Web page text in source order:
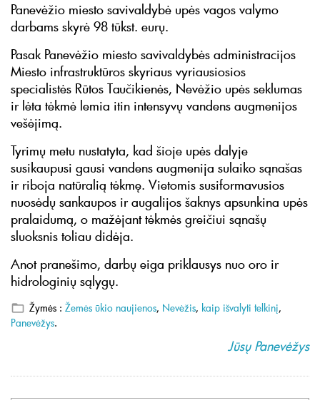
Panevėžio miesto savivaldybė upės vagos valymo
darbams skyrė 98 tūkst. eurų.
Pasak Panevėžio miesto savivaldybės administracijos
Miesto infrastruktūros skyriaus vyriausiosios
specialistės Rūtos Taučikienės, Nevėžio upės seklumas
ir lėta tėkmė lemia itin intensyvų vandens augmenijos
vešėjimą.
Tyrimų metu nustatyta, kad šioje upės dalyje
susikaupusi gausi vandens augmenija sulaiko sąnašas
ir riboja natūralią tėkmę. Vietomis susiformavusios
nuosėdų sankaupos ir augalijos šaknys apsunkina upės
pralaidumą, o mažėjant tėkmės greičiui sąnašų
sluoksnis toliau didėja.
Anot pranešimo, darbų eiga priklausys nuo oro ir
hidrologinių sąlygų.
Žymės : Žemės ūkio naujienos, Nevėžis, kaip išvalyti telkinį,
Panevėžys.
Jūsų Panevėžys